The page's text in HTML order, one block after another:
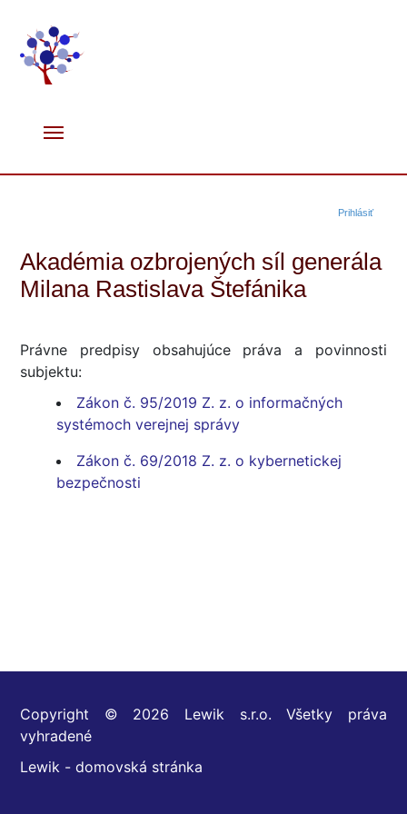
Prihlásiť
Akadémia ozbrojených síl generála
Milana Rastislava Štefánika
Právne predpisy obsahujúce práva a povinnosti
subjektu:
Zákon č. 95/2019 Z. z. o informačných
systémoch verejnej správy
Zákon č. 69/2018 Z. z. o kybernetickej
bezpečnosti
Copyright © 2026 Lewik s.r.o. Všetky práva
vyhradené
Lewik - domovská stránka